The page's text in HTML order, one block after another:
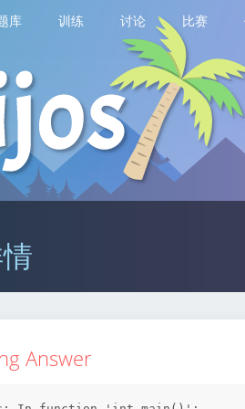
库 训练 讨论 比赛
Answer